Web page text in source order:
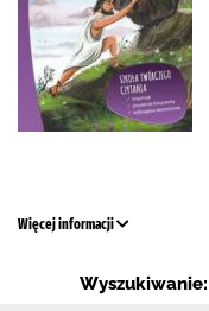
Więcej informacji
Wyszukiwanie: